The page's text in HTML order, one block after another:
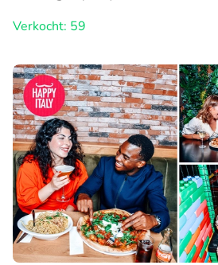
Verkocht: 59